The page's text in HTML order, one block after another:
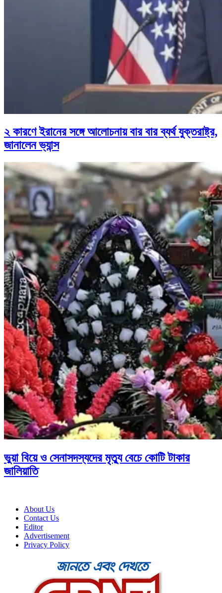
২ কারণে ইরানের সঙ্গে আলোচনায় বার বার ব্যর্থ যুক্তরাষ্ট্র,
জানালেন ভ্যান্স
ভুয়া বিয়ে ও সেনাসদস্যদের মৃত্যু বেচে কোটি টাকার
জালিয়াতি
About Us
Contact Us
Editor
Advertisement
Privacy Policy